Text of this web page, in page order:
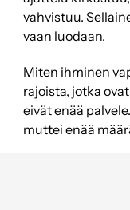
vahvistuu.
vaan luodaan.
Miten ihminen
rajoista, jotka
eivät enää
muttei enää